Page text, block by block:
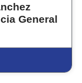
General